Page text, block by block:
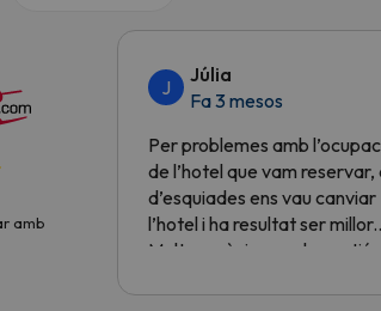
amb
J
Júlia
Fa 3 mesos
Per problemes amb
de l’hotel que vam reservar,
d’esquiades ens vau canviar
l’hotel i ha resultat ser millor.
Moltes gràcies per la gestió.